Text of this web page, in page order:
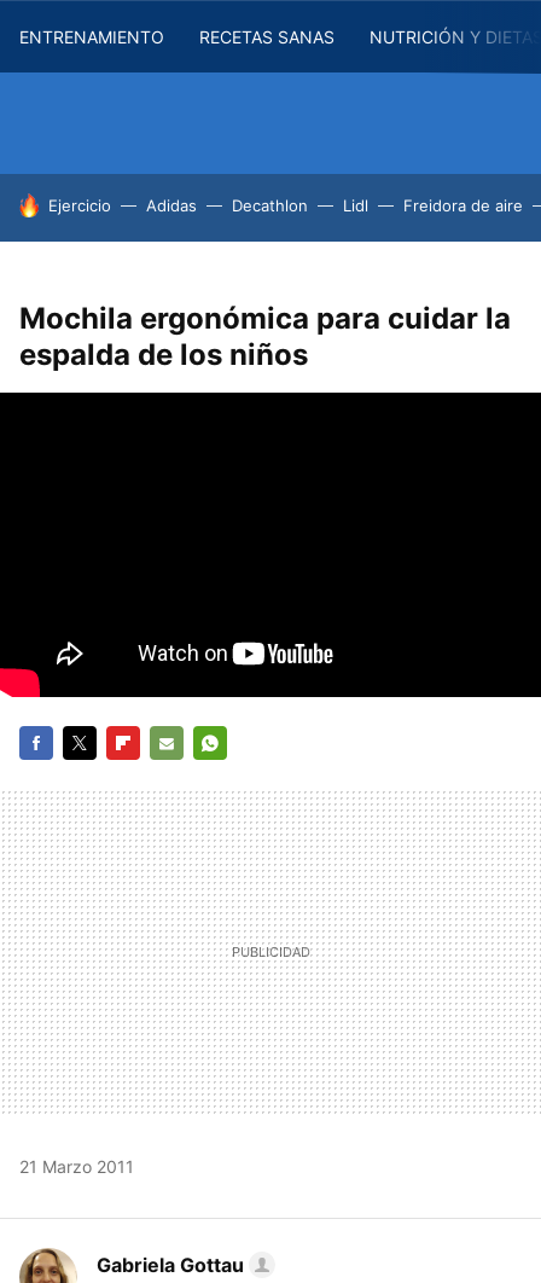
ENTRENAMIENTO RECETAS SANAS NUTRICIÓN Y
HOY SE HABLA DE
Ejercicio Adidas Decathlon Lidl Freidora de aire
Mochila ergonómica para cuidar la
espalda de los niños
MAIL
21 Marzo 2011
Gabriela Gottau